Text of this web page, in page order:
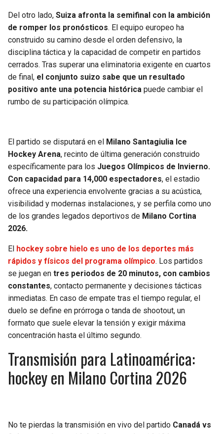
Del otro lado, Suiza afronta la semifinal con la ambición
de romper los pronósticos. El equipo europeo ha
construido su camino desde el orden defensivo, la
disciplina táctica y la capacidad de competir en partidos
cerrados. Tras superar una eliminatoria exigente en cuartos
de final, el conjunto suizo sabe que un resultado
positivo ante una potencia histórica puede cambiar el
rumbo de su participación olímpica.
El partido se disputará en el Milano Santagiulia Ice
Hockey Arena, recinto de última generación construido
específicamente para los Juegos Olímpicos de Invierno.
Con capacidad para 14,000 espectadores, el estadio
ofrece una experiencia envolvente gracias a su acústica,
visibilidad y modernas instalaciones, y se perfila como uno
de los grandes legados deportivos de Milano Cortina
2026.
El hockey sobre hielo es uno de los deportes más
rápidos y físicos del programa olímpico. Los partidos
se juegan en tres periodos de 20 minutos, con cambios
constantes, contacto permanente y decisiones tácticas
inmediatas. En caso de empate tras el tiempo regular, el
duelo se define en prórroga o tanda de shootout, un
formato que suele elevar la tensión y exigir máxima
concentración hasta el último segundo.
Transmisión para Latinoamérica:
hockey en Milano Cortina 2026
No te pierdas la transmisión en vivo del partido Canadá vs